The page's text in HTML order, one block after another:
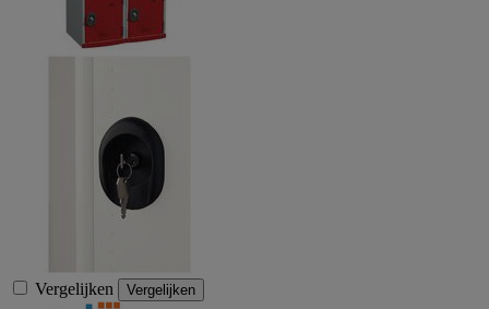
Vergelijken Vergelijken